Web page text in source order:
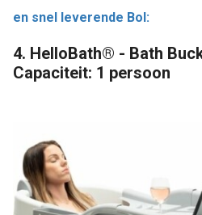
en snel leverende Bol:
4. HelloBath® - Bath
Capaciteit: 1 persoon